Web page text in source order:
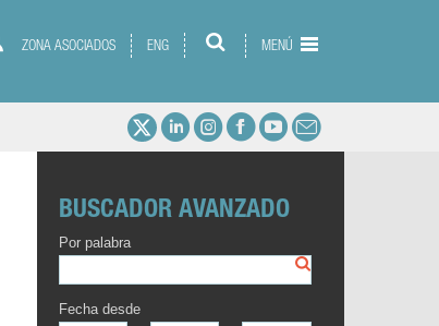
ZONA ASOCIADOS ENG MENÚ
BUSCADOR AVANZADO
Por palabra
Fecha desde